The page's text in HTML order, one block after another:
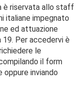
è riservata allo staff
italiane impegnato
ed attuazione
19. Per accedervi è
le
il form
inviando